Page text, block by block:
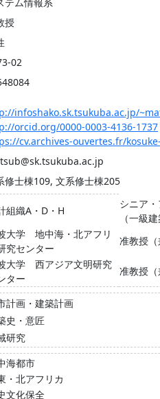
授
02
infoshako.sk.tsukuba.ac.jp/
orcid.org/0000-0003-4136-1737
cv.archives-ouvertes.fr/
修士棟109, 文系修士棟205
組織A・D・H
シニア
（一級
大学 地中海・北アフリ
究センター
准教授
大学 西アジア文明研究
ター
准教授
計画・建築計画
史・意匠
研究
海都市
・北アフリカ
文化保全